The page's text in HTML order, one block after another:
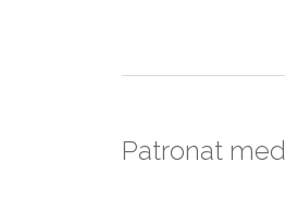
Patronat